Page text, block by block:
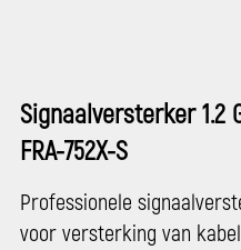
Signaalversterker 1.2
FRA-752X-S
Professionele
voor versterking van